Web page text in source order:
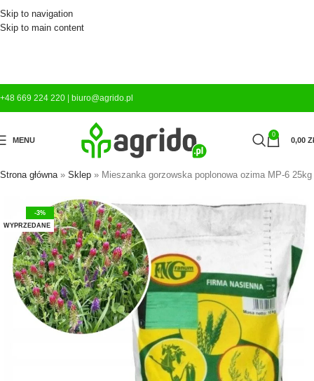
Skip to navigation
Skip to main content
+48 669 224 220 biuro@agrido.pl
MENU
0
0,00
Strona główna» Sklep » Mieszanka gorzowska poplonowa ozima MP-6 25kg
-3%
WYPRZEDANE